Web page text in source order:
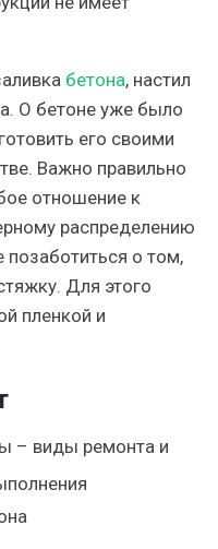
бетона, настил
О бетоне уже было
его своими
Важно правильно
отношение к
распределению
позаботиться о том,
Для этого
пленкой и